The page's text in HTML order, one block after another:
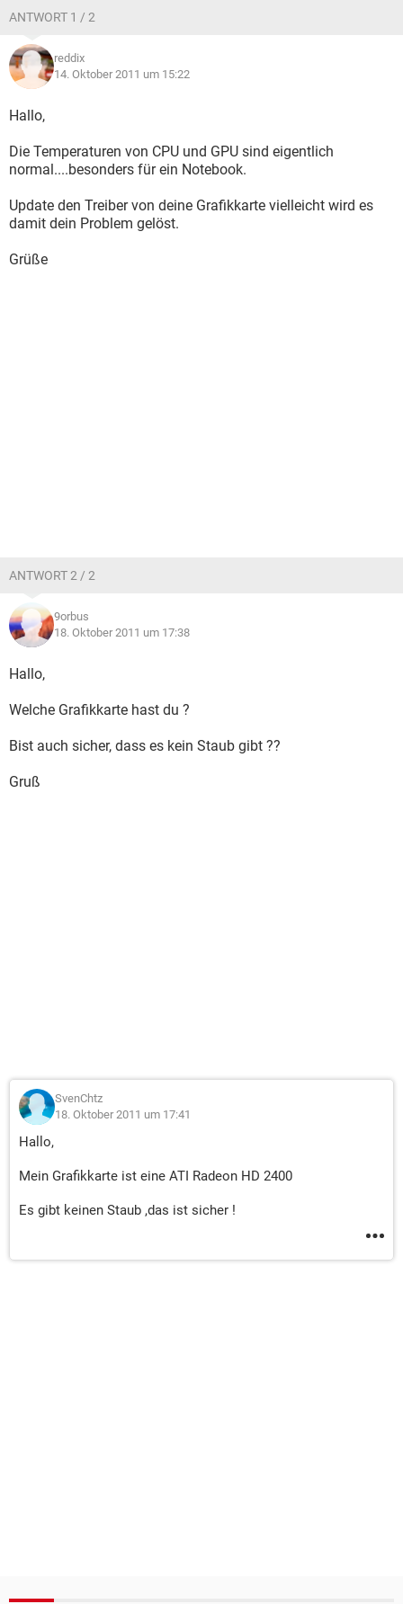
ANTWORT 1 / 2
reddix
14. Oktober 2011 um 15:22
Hallo,
Die Temperaturen von CPU und GPU sind eigentlich
normal....besonders für ein Notebook.
Update den Treiber von deine Grafikkarte vielleicht wird es
damit dein Problem gelöst.
Grüße
ANTWORT 2 / 2
9orbus
18. Oktober 2011 um 17:38
Hallo,
Welche Grafikkarte hast du ?
Bist auch sicher, dass es kein Staub gibt ??
Gruß
SvenChtz
18. Oktober 2011 um 17:41
Hallo,
Mein Grafikkarte ist eine ATI Radeon HD 2400
Es gibt keinen Staub ,das ist sicher !